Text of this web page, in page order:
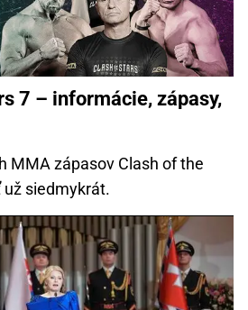
7 – informácie, zápasy,
MMA zápasov Clash of the
už siedmykrát.